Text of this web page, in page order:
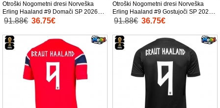
Otroški Nogometni dresi Norveška
Erling Haaland #9 Domači SP 2026
Kratek Rokav (+ Kratke hlače)
91.88€ 36.75€
Otroški Nogometni dresi Norveška
Erling Haaland #9 Gostujoči SP 2026
Kratek Rokav (+ Kratke hlače)
91.88€ 36.75€